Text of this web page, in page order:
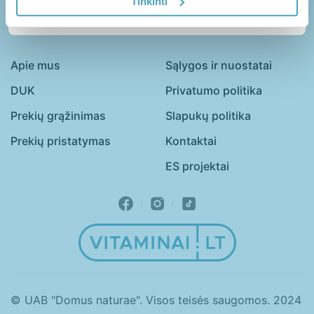
Vaikai
Vyrai
Guminukai Kapsulės
Milteliai
Skystieji maisto papildai
Tabletės
Apie mus
DUK
Prekių grąžinimas
Prekių pristatymas
Sąlygos ir nuostatai
Privatumo politika
Slapukų politika
Kontaktai
ES projektai
© UAB "Domus naturae". Visos teisės saugomos. 2024